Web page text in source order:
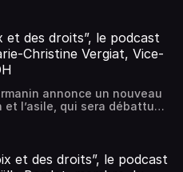
déni sémantique de l’État,
la réflexion sur (la
partie, Arié Alimi
contre les violences
À la LDH, la force du
une place centrale
des citoyennes et des
et des droits”, le podcast
Christine Vergiat, Vice-
annonce un nouveau
qui sera débattu
Aujourd’hui, Des Voix et
Vergiat, vice-
de loi.
et des droits”, le podcast